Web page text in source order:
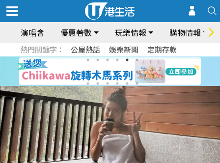
演唱會 優惠著數 玩樂情報 購物情報
熱門關鍵字： 公屋熱話 娛樂新聞 定期存款